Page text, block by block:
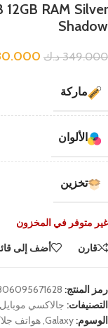
12GB RAM Silver
Shadow
349.000 د.ك
ماركة
الألوان
تخزين
غير متوفر في المخزون
قارن
أضف إلى
رمز المنتج:
التصنيفات: جالاكسي موبايل
الوسوم: Galaxy
,هواتف